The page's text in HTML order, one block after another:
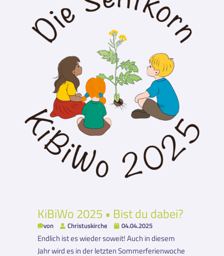
KiBiWo 2025 • Bist du dabei?
von Christuskirche 04.04.2025
Endlich ist es wieder soweit! Auch in diesem
Jahr wird es in der letzten Sommerferienwoche